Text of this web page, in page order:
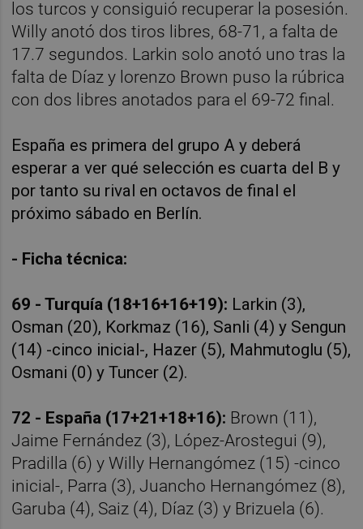
los turcos y consiguió recuperar la posesión.
Willy anotó dos tiros libres, 68-71, a falta de
17.7 segundos. Larkin solo anotó uno tras la
falta de Díaz y lorenzo Brown puso la rúbrica
con dos libres anotados para el 69-72 final.
España es primera del grupo A y deberá
esperar a ver qué selección es cuarta del B y
por tanto su rival en octavos de final el
próximo sábado en Berlín.
- Ficha técnica:
69 - Turquía (18+16+16+19): Larkin (3),
Osman (20), Korkmaz (16), Sanli (4) y Sengun
(14) -cinco inicial-, Hazer (5), Mahmutoglu (5),
Osmani (0) y Tuncer (2).
72 - España (17+21+18+16): Brown (11),
Jaime Fernández (3), López-Arostegui (9),
Pradilla (6) y Willy Hernangómez (15) -cinco
inicial-, Parra (3), Juancho Hernangómez (8),
Garuba (4), Saiz (4), Díaz (3) y Brizuela (6).